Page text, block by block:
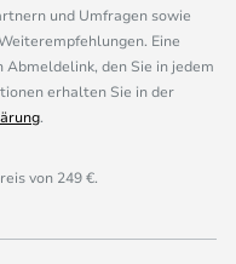
und Umfragen sowie
Eine
den Sie in jedem
erhalten Sie in der
.
von 249 €.